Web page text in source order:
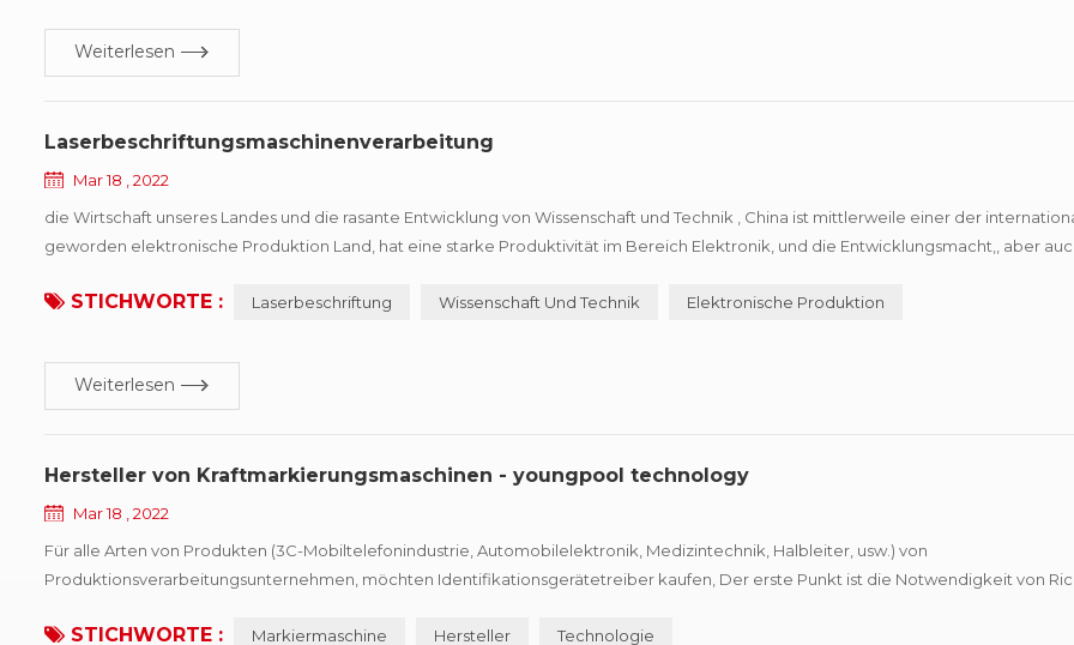
Weiterlesen
Laserbeschriftungsmaschinenverarbeitung
Mar 18 , 2022
die Wirtschaft unseres Landes und die rasante Entwicklung von Wissenschaft und Technik , China ist mittlerweile einer der
geworden elektronische Produktion Land, hat eine starke Produktivität im Bereich Elektronik, und die Entwicklungsmacht,, aber
STICHWORTE : Laserbeschriftung Wissenschaft Und Technik Elektronische Produktion
Weiterlesen
Hersteller von Kraftmarkierungsmaschinen - youngpool technology
Mar 18 , 2022
Für alle Arten von Produkten (3C-Mobiltelefonindustrie, Automobilelektronik, Medizintechnik, Halbleiter, usw.) von
Produktionsverarbeitungsunternehmen, möchten Identifikationsgerätetreiber kaufen, Der erste Punkt ist die Notwendigkeit von
Druckanbieter würden...
STICHWORTE : Markiermaschine Hersteller Technologie